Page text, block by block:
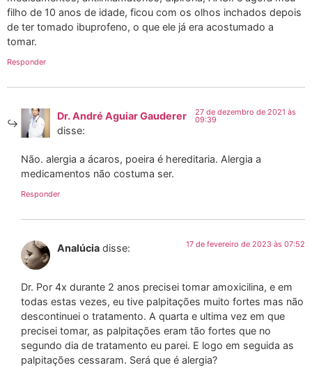
filho de 10 anos de idade, ficou com os olhos inchados depois
de ter tomado ibuprofeno, o que ele já era acostumado a
tomar.
Responder
Dr. André Aguiar Gauderer
disse:
27 de dezembro de 2021 às
09:39
Não. alergia a ácaros, poeira é hereditaria. Alergia a
medicamentos não costuma ser.
Responder
Analúcia disse: 17 de fevereiro de 2023 às 07:52
Dr. Por 4x durante 2 anos precisei tomar amoxicilina, e em
todas estas vezes, eu tive palpitações muito fortes mas não
descontinuei o tratamento. A quarta e ultima vez em que
precisei tomar, as palpitações eram tão fortes que no
segundo dia de tratamento eu parei. E logo em seguida as
palpitações cessaram. Será que é alergia?